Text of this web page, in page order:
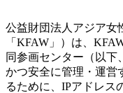
公益財団法人アジア女
「KFAW」）は、
同参画センター（以下
かつ安全に管理・運営
るために、IPアドレス